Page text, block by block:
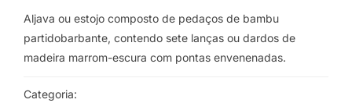
Aljava ou estojo composto de pedaços de bambu
partidobarbante, contendo sete lanças ou dardos de
madeira marrom-escura com pontas envenenadas.
Categoria: